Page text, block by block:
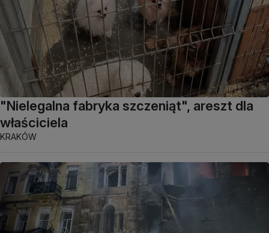
"Nielegalna fabryka szczeniąt", areszt dla
właściciela
KRAKÓW